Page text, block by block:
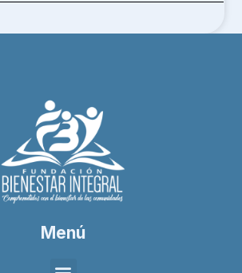
Menú